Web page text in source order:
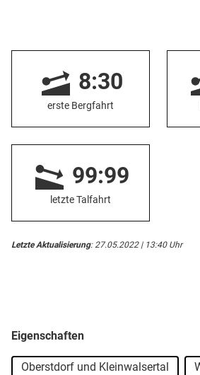
8:30
erste Bergfahrt
99:99
letzte Talfahrt
Letzte Aktualisierung: 27.05.2022 | 13:40 Uhr
Eigenschaften
Oberstdorf und Kleinwalsertal